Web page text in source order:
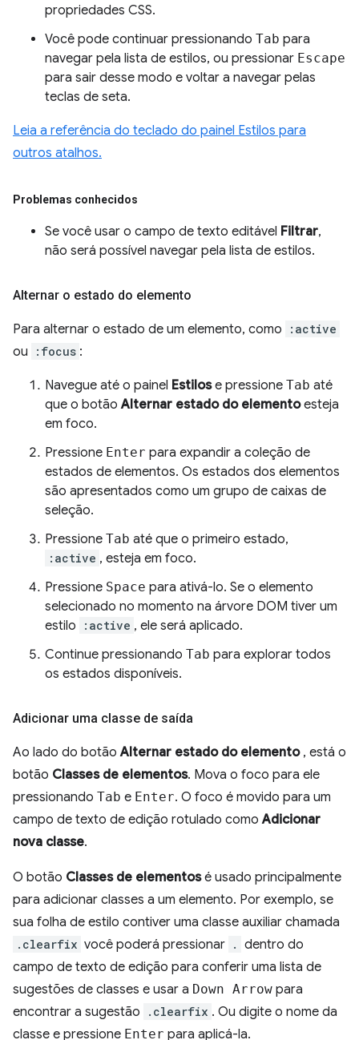
propriedades CSS.
Você pode continuar pressionando Tab para
navegar pela lista de estilos, ou pressionar Escape
para sair desse modo e voltar a navegar pelas
teclas de seta.
Leia a referência do teclado do painel Estilos para
outros atalhos.
Problemas conhecidos
Se você usar o campo de texto editável Filtrar,
não será possível navegar pela lista de estilos.
Alternar o estado do elemento
Para alternar o estado de um elemento, como :active
ou :focus :
Navegue até o painel Estilose pressione Tab até
que o botãoAlternar estado do elementoesteja
em foco.
Pressione Enter para expandir a coleção de
estados de elementos. Os estados dos elementos
são apresentados como um grupo de caixas de
seleção.
Pressione Tab até que o primeiro estado,
:active , esteja em foco.
Pressione Space para ativá-lo. Se o elemento
selecionado no momento na árvore DOM tiver um
estilo
:active , ele será aplicado.
Continue pressionando Tab para explorar todos
os estados disponíveis.
Adicionar uma classe de saída
Ao lado do botãoAlternar estado do elemento, está o
botão Classes de elementos. Mova o foco para ele
pressionando Tab e Enter. O foco é movido para um
campo de texto de edição rotulado comoAdicionar
nova classe.
O botão Classes de elementosé usado principalmente
para adicionar classes a um elemento. Por exemplo, se
sua folha de estilo contiver uma classe auxiliar chamada
.clearfix você poderá pressionar . dentro do
campo de texto de edição para conferir uma lista de
sugestões de classes e usar a Down Arrow para
encontrar a sugestão
.clearfix . Ou digite o nome da
classe e pressione Enter para aplicá-la.